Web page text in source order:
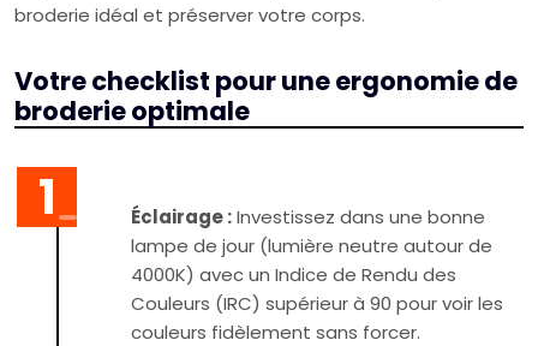
broderie idéal et préserver votre corps.
Votre checklist pour une ergonomie de
broderie optimale
Éclairage :Investissez dans une bonne
lampe de jour (lumière neutre autour de
4000K) avec un Indice de Rendu des
Couleurs (IRC) supérieur à 90 pour voir les
couleurs fidèlement sans forcer.